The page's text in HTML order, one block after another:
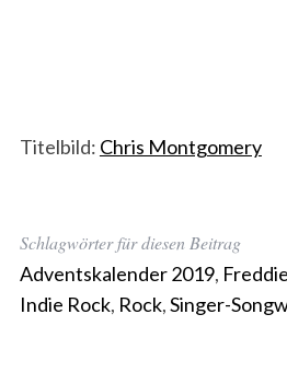
Titelbild: Chris Montgomery
Schlagwörter für diesen Beitrag
Adventskalender 2019,
Indie Rock, Rock,Singer-